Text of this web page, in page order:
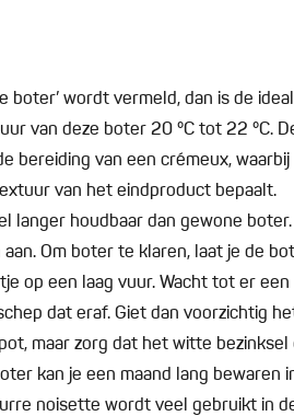
boter’ wordt vermeld, dan is de
van deze boter 20 °C tot 22 °C.
bereiding van een crémeux,
van het eindproduct bepaalt.
langer houdbaar dan gewone boter.
Om boter te klaren, laat je de
op een laag vuur. Wacht tot er een
dat eraf. Giet dan voorzichtig
maar zorg dat het witte bezinksel
kan je een maand lang bewaren
noisette wordt veel gebruikt in